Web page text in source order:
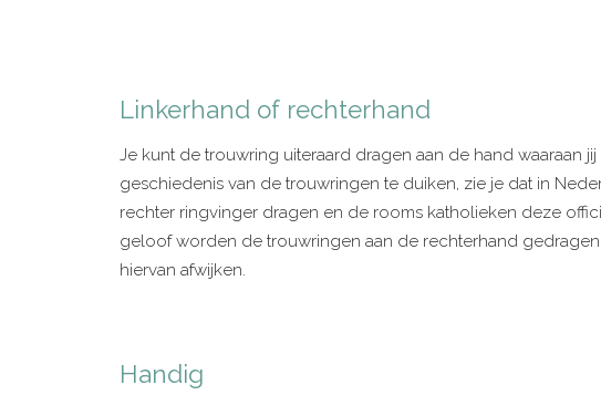
Linkerhand of rechterhand
Je kunt de trouwring uiteraard dragen aan de hand waaraan
geschiedenis van de trouwringen te duiken, zie je dat in
rechter ringvinger dragen en de rooms katholieken deze
geloof worden de trouwringen aan de rechterhand
hiervan afwijken.
Handig